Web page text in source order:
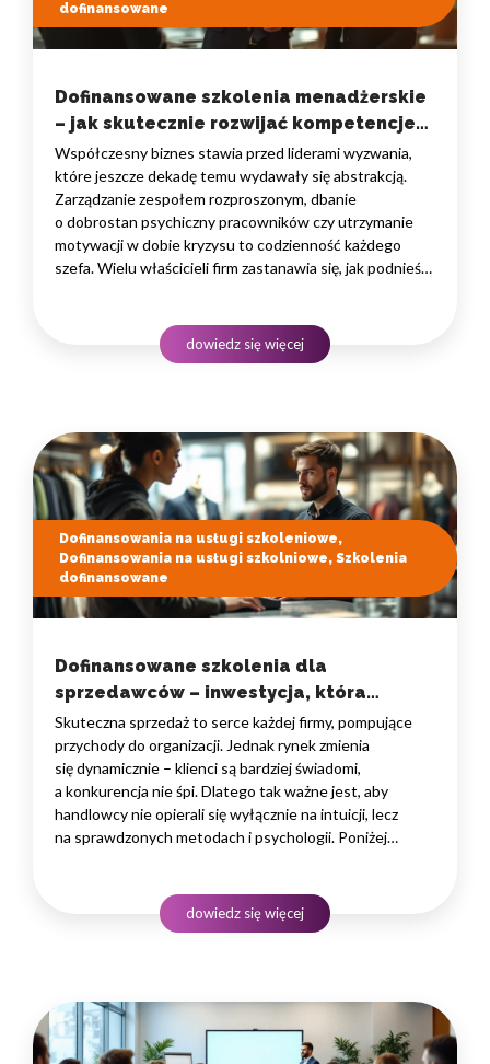
dofinansowane
Dofinansowane szkolenia menadżerskie
– jak skutecznie rozwijać kompetencje
liderów bez obciążania budżetu?
Współczesny biznes stawia przed liderami wyzwania,
które jeszcze dekadę temu wydawały się abstrakcją.
Zarządzanie zespołem rozproszonym, dbanie
o dobrostan psychiczny pracowników czy utrzymanie
motywacji w dobie kryzysu to codzienność każdego
szefa. Wielu właścicieli firm zastanawia się, jak podnieść
na te potrzeby są profesjonalne programy rozwojowe,
na które można uzyskać zewnętrzne…
dowiedz się więcej
Dofinansowania na usługi szkoleniowe,
Dofinansowania na usługi szkolniowe, Szkolenia
dofinansowane
Dofinansowane szkolenia dla
sprzedawców – inwestycja, która
zwraca się w wynikach
Skuteczna sprzedaż to serce każdej firmy, pompujące
przychody do organizacji. Jednak rynek zmienia
się dynamicznie – klienci są bardziej świadomi,
a konkurencja nie śpi. Dlatego tak ważne jest, aby
handlowcy nie opierali się wyłącznie na intuicji, lecz
na sprawdzonych metodach i psychologii. Poniżej
pomogą Twojemu zespołowi wejść na wyższy poziom
efektywności. Budżet szkoleniowy bez obciążeń…
dowiedz się więcej